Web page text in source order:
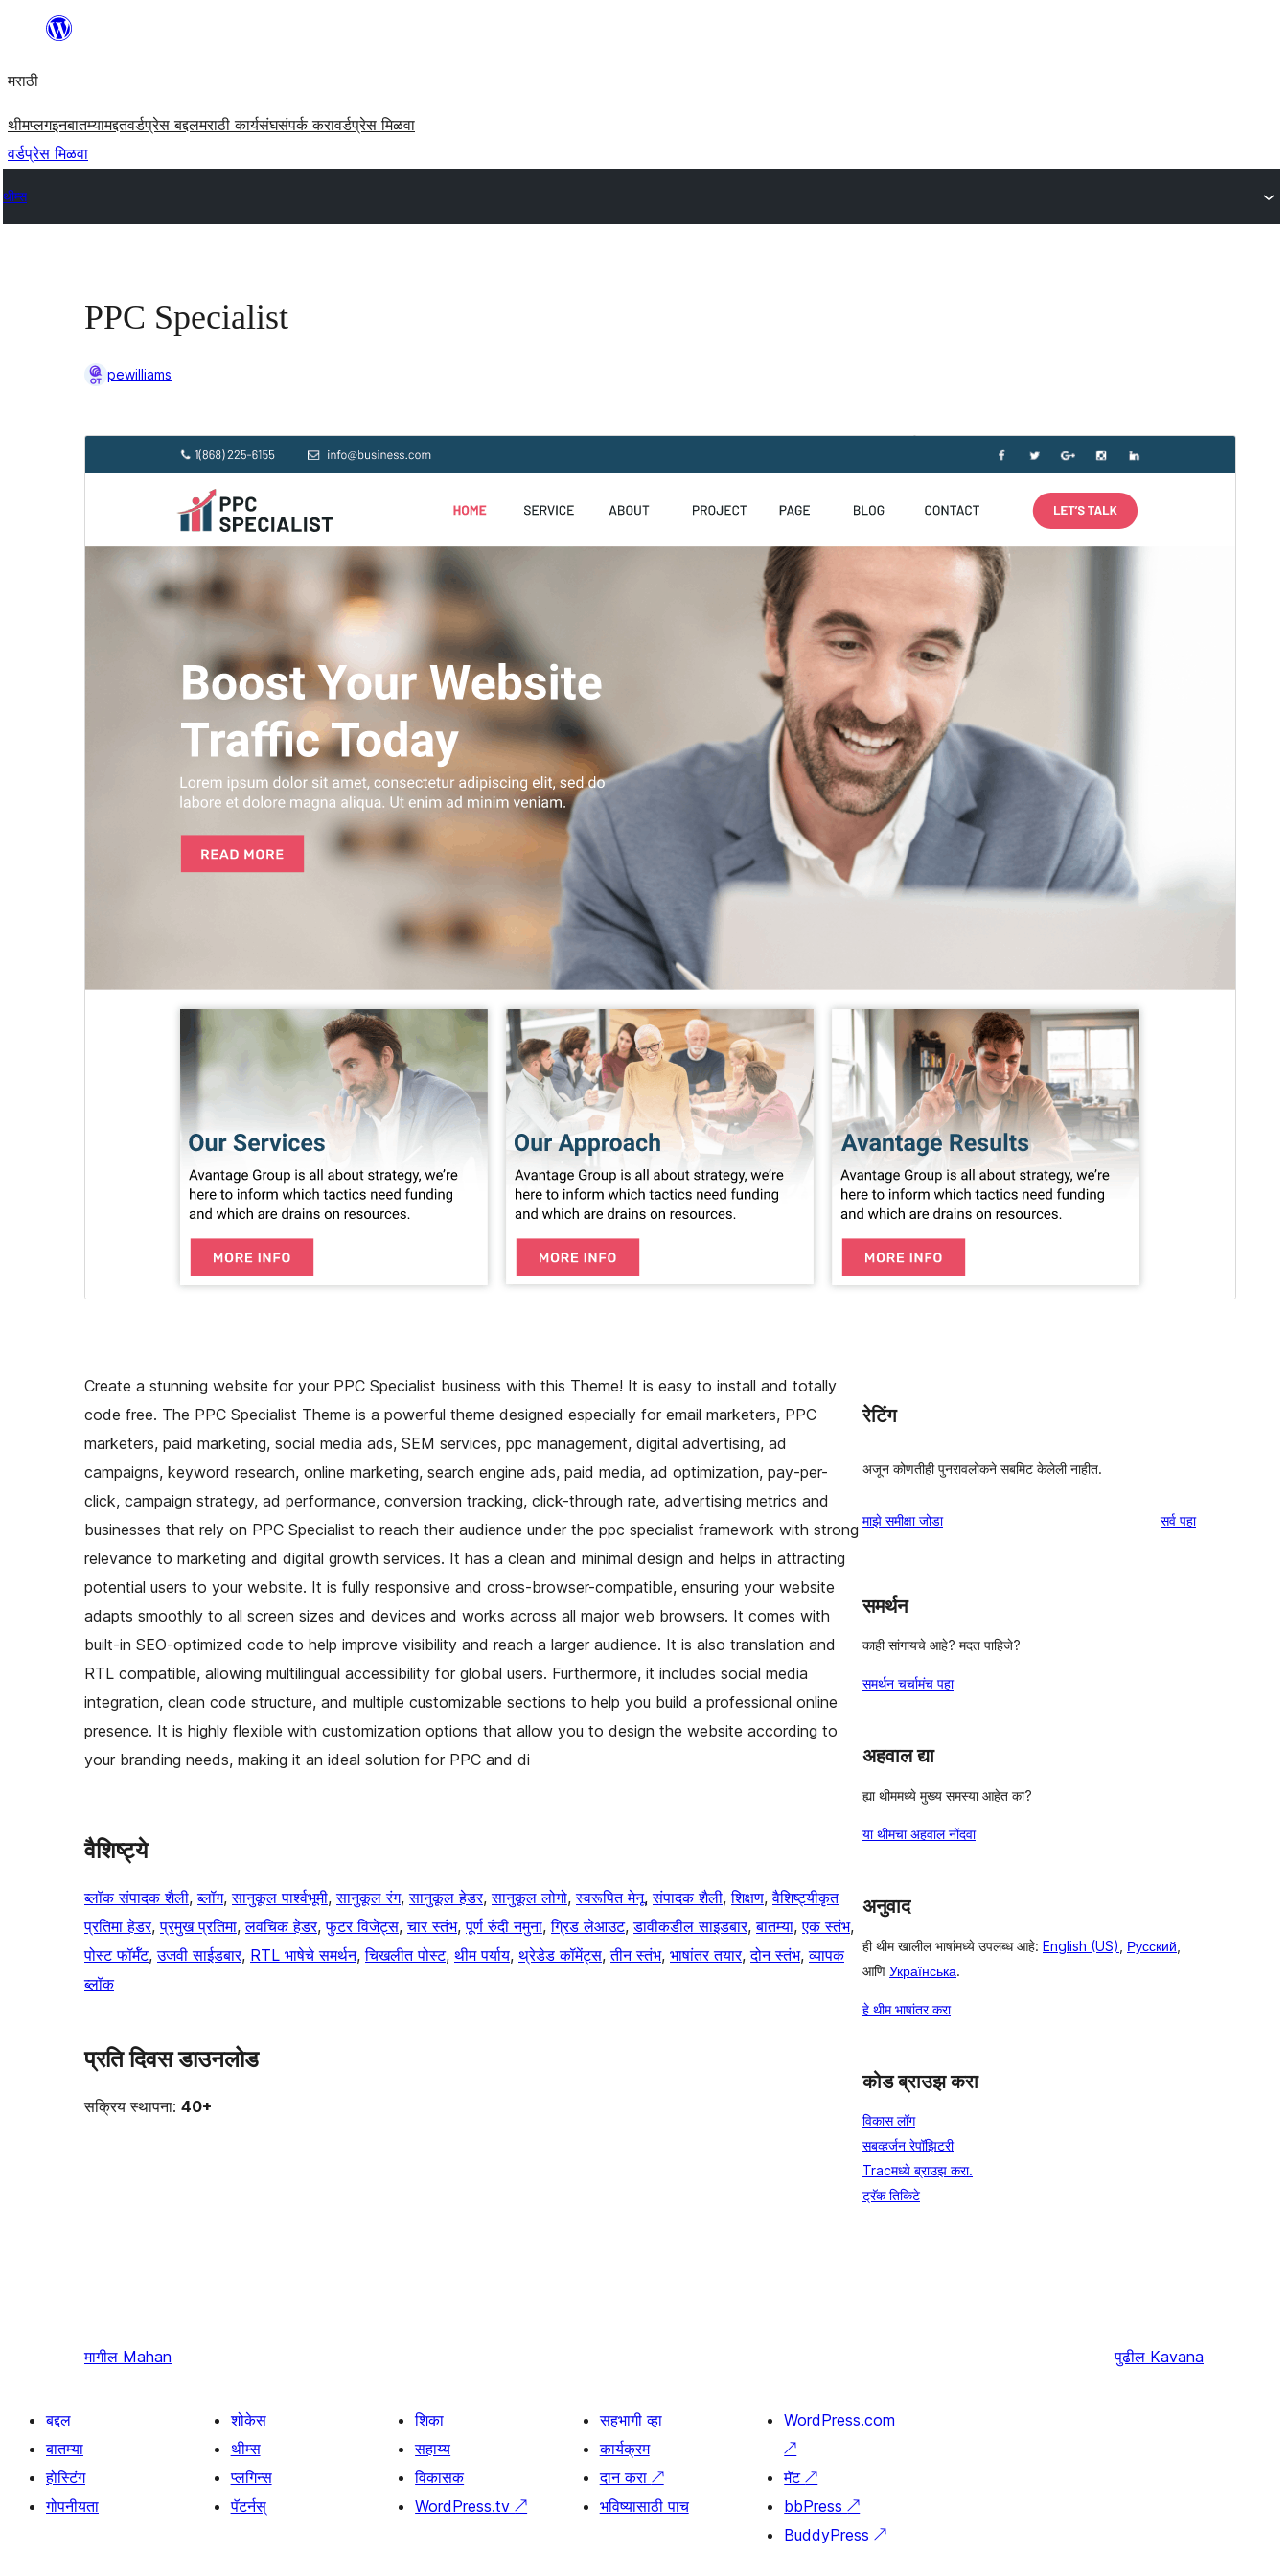
सामुग्रीवर
मराठी
थीमप्लगइनबातम्यामद्दतवर्डप्रेस बद्दलमराठी कार्यसंघसंपर्क करावर्डप्रेस मिळवा
वर्डप्रेस मिळवा
थीम्स
PPC Specialist
pewilliams
समर्थन प्रदान करते.
सक्रिय स्थापना
वर्डप्रेस आवृत्ती
PHP आवृत्ती
थीम मुख्यपृष्ठ
Create a stunning website for your PPC Specialist business with this Theme! It is easy to install and totally
code free. The PPC Specialist Theme is a powerful theme designed especially for email marketers, PPC
marketers, paid marketing, social media ads, SEM services, ppc management, digital advertising, ad
campaigns, keyword research, online marketing, search engine ads, paid media, ad optimization, pay-per-
click, campaign strategy, ad performance, conversion tracking, click-through rate, advertising metrics and
businesses that rely on PPC Specialist to reach their audience under the ppc specialist framework with strong
relevance to marketing and digital growth services. It has a clean and minimal design and helps in attracting
potential users to your website. It is fully responsive and cross-browser-compatible, ensuring your website
adapts smoothly to all screen sizes and devices and works across all major web browsers. It comes with
built-in SEO-optimized code to help improve visibility and reach a larger audience. It is also translation and
RTL compatible, allowing multilingual accessibility for global users. Furthermore, it includes social media
integration, clean code structure, and multiple customizable sections to help you build a professional online
presence. It is highly flexible with customization options that allow you to design the website according to
your branding needs, making it an ideal solution for PPC and di
वैशिष्ट्ये
ब्लॉक संपादक शैली, ब्लॉग, सानुकूल पार्श्वभूमी, सानुकूल रंग, सानुकूल हेडर, सानुकूल लोगो, स्वरूपित मेनू, संपादक शैली, शिक्षण, वैशिष्ट्यीकृत
प्रतिमा हेडर, प्रमुख प्रतिमा, लवचिक हेडर, फुटर विजेट्स, चार स्तंभ, पूर्ण रुंदी नमुना, ग्रिड लेआउट, डावीकडील साइडबार, बातम्या, एक स्तंभ
पोस्ट फॉर्मॅट, उजवी साईडबार, RTL भाषेचे समर्थन, चिखलीत पोस्ट, थीम पर्याय, थ्रेडेड कॉमेंट्स, तीन स्तंभ, भाषांतर तयार, दोन स्तंभ, व्यापक
ब्लॉक
प्रति दिवस डाउनलोड
सक्रिय स्थापना: 40+
रेटिंग
अजून कोणतीही पुनरावलोकने सबमिट केलेली नाहीत.
माझे समीक्षा जोडा सर्वपुनरावलोकने
पहा
समर्थन
काही सांगायचे आहे? मदत पाहिजे?
समर्थन चर्चामंच पहा
अहवाल द्या
ह्या थीममध्ये मुख्य समस्या आहेत का?
या थीमचा अहवाल नोंदवा
अनुवाद
ही थीम खालील भाषांमध्ये उपलब्ध आहे: English (US) Русский
आणि Українська.
हे थीम भाषांतर करा
कोड ब्राउझ करा
विकास लॉग
सबव्हर्जन रेपॉझिटरी
Tracमध्ये ब्राउझ करा.
ट्रॅक तिकिटे
मागील Mahan पुढील Kavana
बद्दल
बातम्या
होस्टिंग
गोपनीयता
शोकेस
थीम्स
प्लगिन्स
पॅटर्नस्
शिका
सहाय्य
विकासक
WordPress.tv↗
सहभागी व्हा
कार्यक्रम
दान करा ↗
भविष्यासाठी पाच
WordPress.com
↗
मॅट↗
bbPress↗
BuddyPress↗